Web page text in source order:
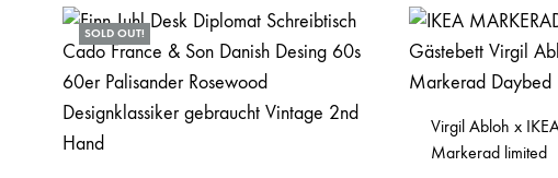
SOLD OUT!
Virgil Abloh x
Markerad limited